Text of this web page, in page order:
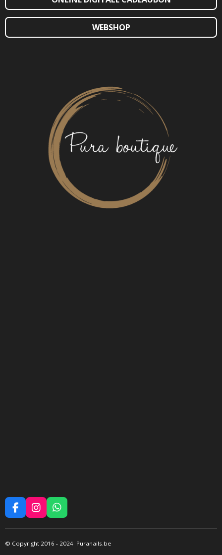
WEBSHOP
F
A
C
E
B
I
N
S
T
A
W
H
A
T
S
© Copyright 2016 - 2024 Puranails.be